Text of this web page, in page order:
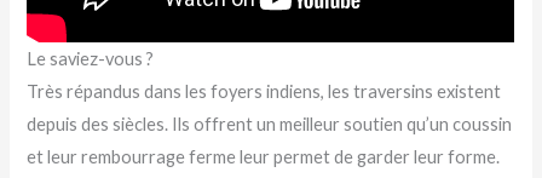
Le saviez-vous ?
Très répandus dans les foyers indiens, les traversins existent
depuis des siècles. Ils offrent un meilleur soutien qu’un coussin
et leur rembourrage ferme leur permet de garder leur forme.